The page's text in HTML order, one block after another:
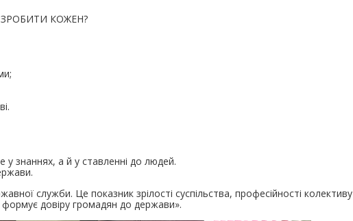
КОЖЕН?
у знаннях, а й у ставленні до людей.
служби. Це показник зрілості суспільства, професійності колективу
довіру громадян до держави».